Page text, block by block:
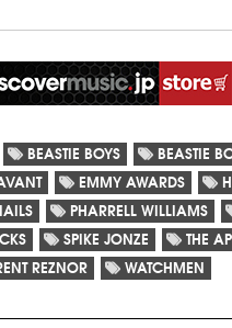
BEASTIE BOYS
BEASTIE
EMMY AWARDS
PHARRELL WILLIAMS
SPIKE JONZE
THE
REZNOR
WATCHMEN